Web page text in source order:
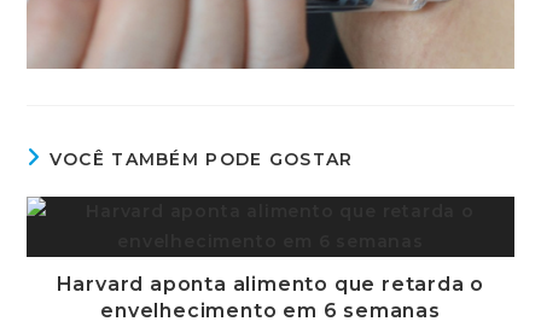
VOCÊ TAMBÉM PODE GOSTAR
Harvard aponta alimento que retarda o
envelhecimento em 6 semanas